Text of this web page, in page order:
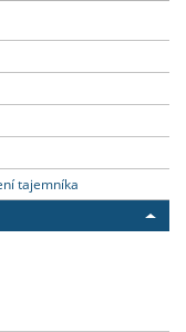
tajemníka